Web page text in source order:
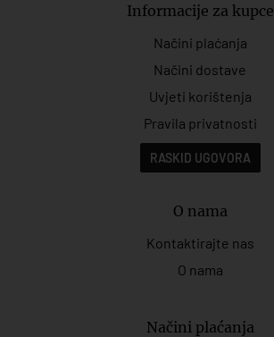
Informacije za kupce
Načini plaćanja
Načini dostave
Uvjeti korištenja
Pravila privatnosti
RASKID UGOVORA
O nama
Kontaktirajte nas
O nama
Načini plaćanja